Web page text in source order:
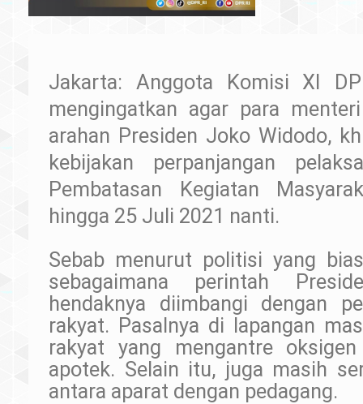
Jakarta: Anggota Komisi XI
mengingatkan agar para
arahan Presiden Joko Widodo,
kebijakan perpanjangan
Pembatasan Kegiatan
hingga 25 Juli 2021 nanti.
Sebab menurut politisi yang
sebagaimana perintah
hendaknya diimbangi dengan
rakyat. Pasalnya di lapangan
rakyat yang mengantre
apotek. Selain itu, juga masih
antara aparat dengan pedagang.